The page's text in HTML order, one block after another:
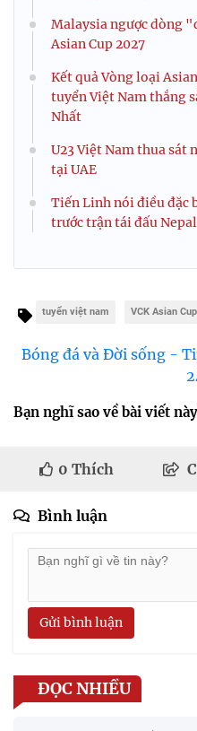
Malaysia ngược dòng
Asian Cup 2027
Kết quả Vòng loại
tuyển Việt Nam thắng
Nhất
U23 Việt Nam thua sát
tại UAE
Tiến Linh nói điều đặc
trước trận tái đấu Nepal
tuyển việt nam VCK Asian
Bóng đá và Đời sống -
Bạn nghĩ sao về bài viết
0 Thích
Bình luận
Gửi bình luận
ĐỌC NHIỀU